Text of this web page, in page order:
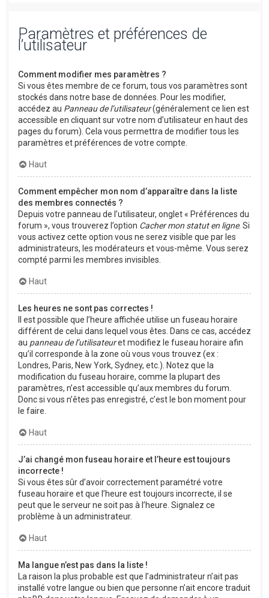
Paramètres et préférences de
l’utilisateur
Comment modifier mes paramètres ?
Si vous êtes membre de ce forum, tous vos paramètres sont
stockés dans notre base de données. Pour les modifier,
accédez au Panneau de l’utilisateur(généralement ce lien est
accessible en cliquant sur votre nom d’utilisateur en haut des
pages du forum). Cela vous permettra de modifier tous les
paramètres et préférences de votre compte.
Haut
Comment empêcher mon nom d’apparaître dans la liste
des membres connectés ?
Depuis votre panneau de l’utilisateur, onglet « Préférences du
forum », vous trouverez l’option Cacher mon statut en ligne. Si
vous activez cette option vous ne serez visible que par les
administrateurs, les modérateurs et vous-même. Vous serez
compté parmi les membres invisibles.
Haut
Les heures ne sont pas correctes !
Il est possible que l’heure affichée utilise un fuseau horaire
différent de celui dans lequel vous êtes. Dans ce cas, accédez
au panneau de l’utilisateuret modifiez le fuseau horaire afin
qu’il corresponde à la zone où vous vous trouvez (ex :
Londres, Paris, New York, Sydney, etc.). Notez que la
modification du fuseau horaire, comme la plupart des
paramètres, n’est accessible qu’aux membres du forum.
Donc si vous n’êtes pas enregistré, c’est le bon moment pour
le faire.
Haut
J’ai changé mon fuseau horaire et l’heure est toujours
incorrecte !
Si vous êtes sûr d’avoir correctement paramétré votre
fuseau horaire et que l’heure est toujours incorrecte, il se
peut que le serveur ne soit pas à l’heure. Signalez ce
problème à un administrateur.
Haut
Ma langue n’est pas dans la liste !
La raison la plus probable est que l’administrateur n’ait pas
installé votre langue ou bien que personne n’ait encore traduit